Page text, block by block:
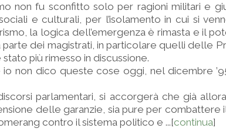
non fu sconfitto solo per ragioni militari e
e culturali, per l’isolamento in cui si
la logica dell’emergenza è rimasta e il
parte dei magistrati, in particolare quelli delle
più rimesso in discussione.
non dico queste cose oggi, nel dicembre
parlamentari, si accorgerà che già
delle garanzie, sia pure per combattere
contro il sistema politico e ...[continua]